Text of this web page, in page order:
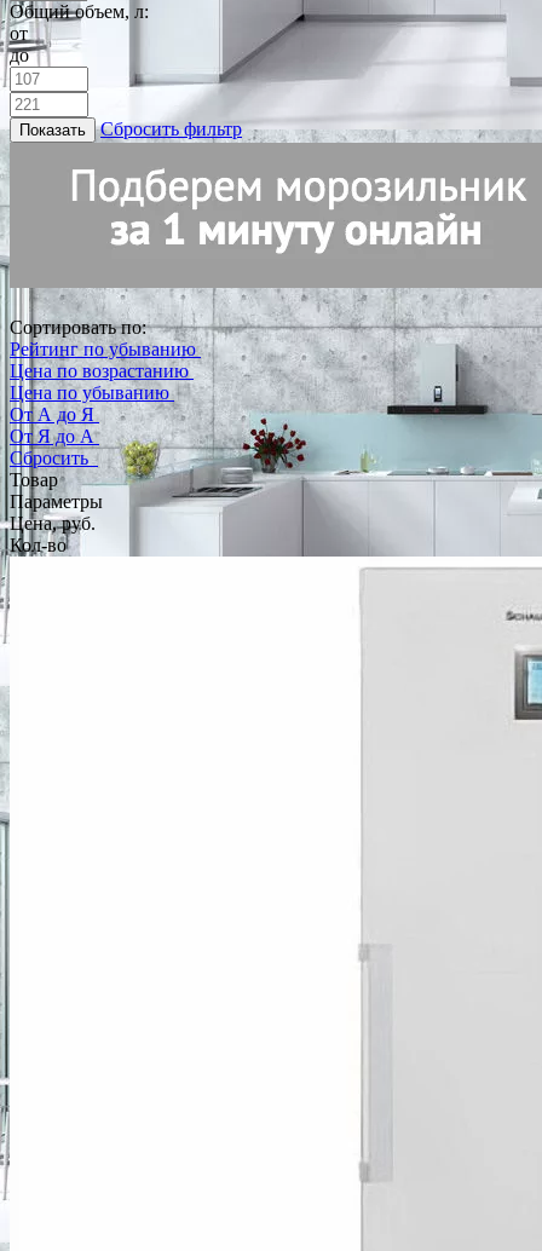
Общий объем, л:
от
до
Показать Сбросить фильтр
Сортировать по:
Рейтинг по убыванию
Цена по возрастанию
Цена по убыванию
От А до Я
От Я до А
Сбросить
Товар
Параметры
Цена, руб.
Кол-во